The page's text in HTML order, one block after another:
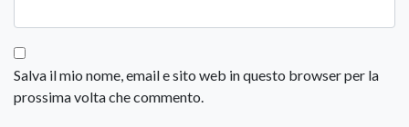
Salva il mio nome, email e sito web in questo browser per la
prossima volta che commento.